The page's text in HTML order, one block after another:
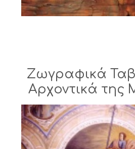
Ζωγραφικά
Αρχοντικά της